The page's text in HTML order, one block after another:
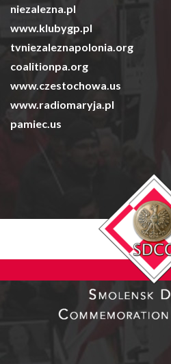
niezalezna.pl
www.klubygp.pl
tvniezaleznapolonia.org
coalitionpa.org
www.czestochowa.us
www.radiomaryja.pl
pamiec.us